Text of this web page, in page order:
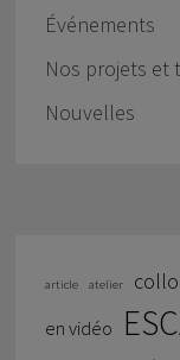
Événements
Nos projets et
Nouvelles
article atelier
en vidéo